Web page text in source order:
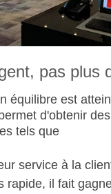
pas plus
équilibre est
d'obtenir
tels que
service à la
rapide, il fait